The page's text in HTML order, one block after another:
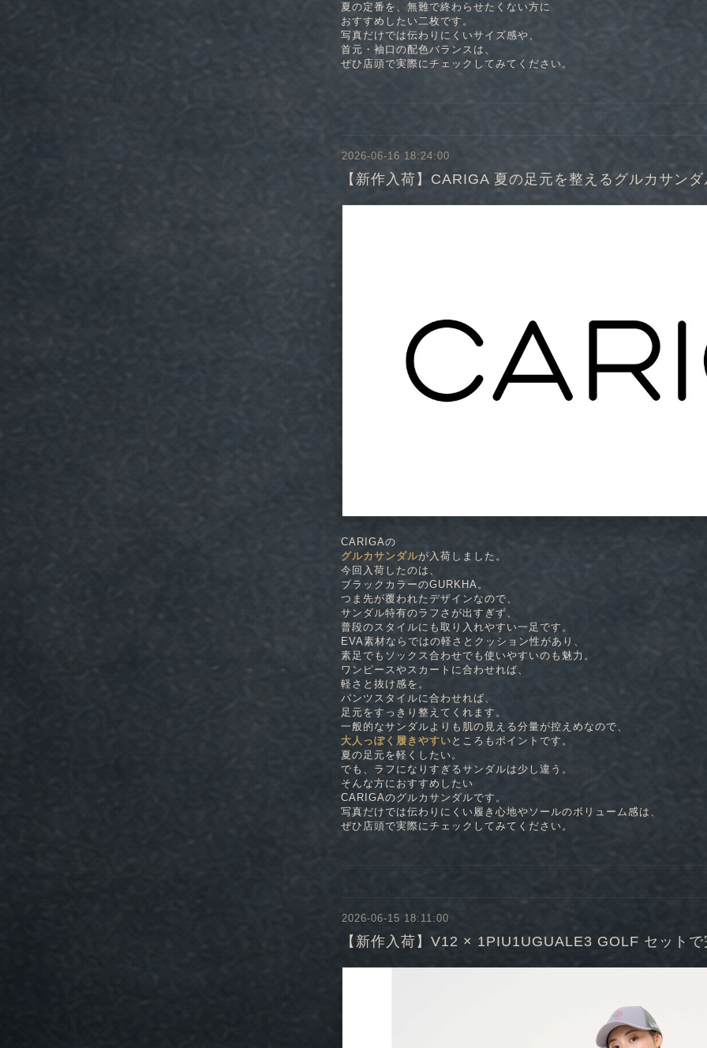
夏の定番を、無難で終わらせたくない方に
おすすめしたい二枚です。
写真だけでは伝わりにくいサイズ感や、
首元・袖口の配色バランスは、
ぜひ店頭で実際にチェックしてみてください。
2026-06-16 18:24:00
【新作入荷】CARIGA 夏の足元を整えるグルカサンダ
CARIGAの
グルカサンダルが入荷しました。
今回入荷したのは、
ブラックカラーのGURKHA。
つま先が覆われたデザインなので、
サンダル特有のラフさが出すぎず、
普段のスタイルにも取り入れやすい一足です。
EVA素材ならではの軽さとクッション性があり、
素足でもソックス合わせでも使いやすいのも魅力。
ワンピースやスカートに合わせれば、
軽さと抜け感を。
パンツスタイルに合わせれば、
足元をすっきり整えてくれます。
一般的なサンダルよりも肌の見える分量が控えめなので、
大人っぽく履きやすい ところもポイントです。
夏の足元を軽くしたい。
でも、ラフになりすぎるサンダルは少し違う。
そんな方におすすめしたい
CARIGAのグルカサンダルです。
写真だけでは伝わりにくい履き心地やソールのボリューム感は、
ぜひ店頭で実際にチェックしてみてください。
2026-06-15 18:11:00
【新作入荷】V12 × 1PIU1UGUALE3 GOLF セット